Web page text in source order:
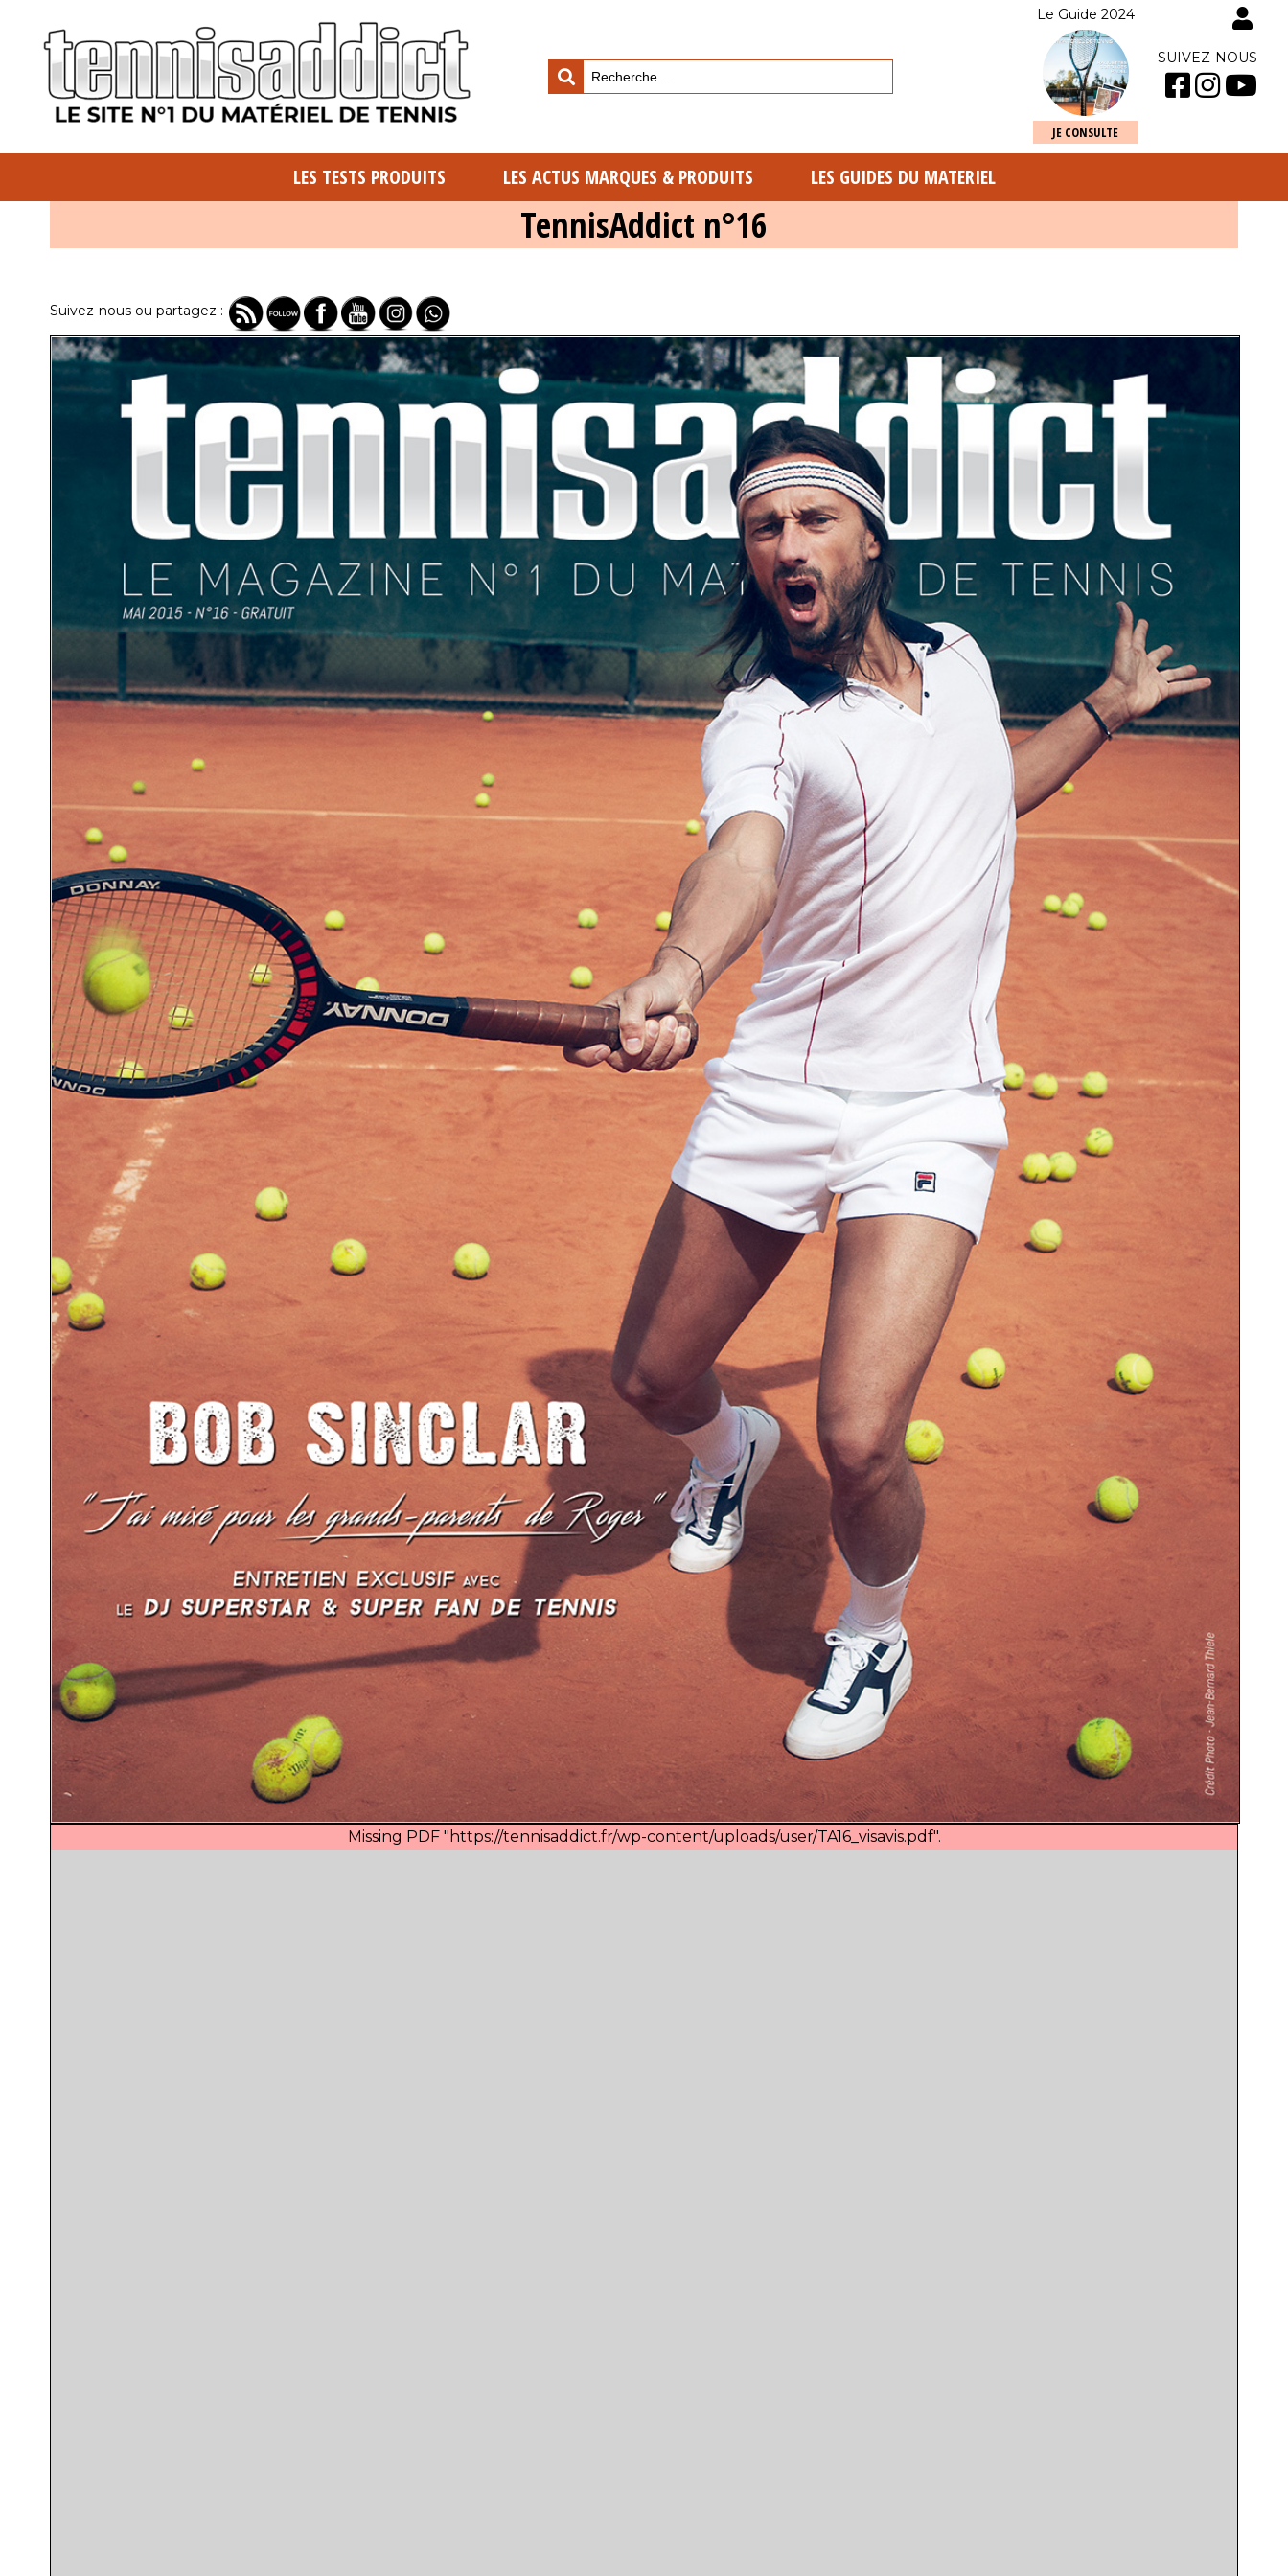
Le Guide 2024
JE CONSULTE
SUIVEZ-NOUS
LES TESTS PRODUITS LES ACTUS MARQUES & PRODUITS LES GUIDES DU MATERIEL
TennisAddict n°16
Suivez-nous ou partagez :
Missing PDF "https://tennisaddict.fr/wp-content/uploads/user/TA16_visavis.pdf".